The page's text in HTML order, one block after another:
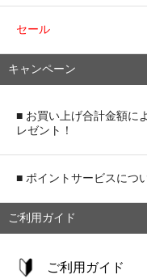
セール
キャンペーン
■ お買い上げ合計金額に
レゼント！
■ ポイントサービスにつ
ご利用ガイド
ご利用ガイド